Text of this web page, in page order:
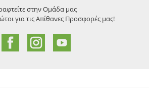
στην Ομάδα μας
για τις Απίθανες Προσφορές μας!